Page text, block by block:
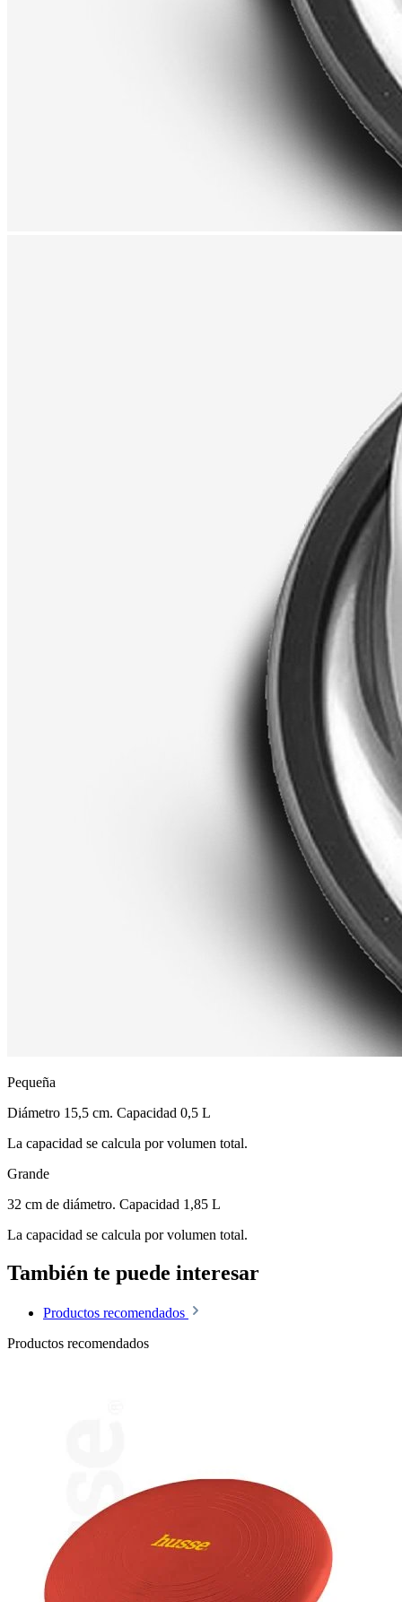
Pequeña
Diámetro 15,5 cm. Capacidad 0,5 L
La capacidad se calcula por volumen total.
Grande
32 cm de diámetro. Capacidad 1,85 L
La capacidad se calcula por volumen total.
También te puede interesar
Productos recomendados
Productos recomendados